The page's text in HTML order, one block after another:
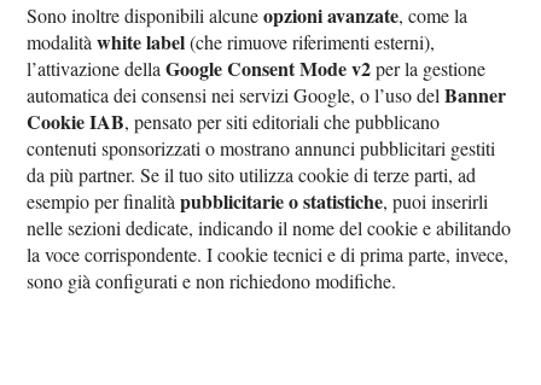
Sono inoltre disponibili alcuneopzioni avanzate, come la
modalitàwhite label(che rimuove riferimenti esterni),
l’attivazione dellaGoogle Consent Mode v2per la gestione
automatica dei consensi nei servizi Google, o l’uso delBanner
Cookie IAB, pensato per siti editoriali che pubblicano
contenuti sponsorizzati o mostrano annunci pubblicitari gestiti
da più partner. Se il tuo sito utilizza cookie di terze parti, ad
esempio per finalitàpubblicitarie o statistiche, puoi inserirli
nelle sezioni dedicate, indicando il nome del cookie e abilitando
la voce corrispondente. I cookie tecnici e di prima parte, invece,
sono già configurati e non richiedono modifiche.